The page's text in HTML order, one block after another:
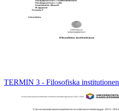
TERMIN 3 - Filosofiska institutionen